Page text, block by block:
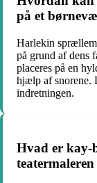
på et
Harlekin
på grund af dens
placeres på en
hjælp af snorene.
indretningen.
Hvad er kay-